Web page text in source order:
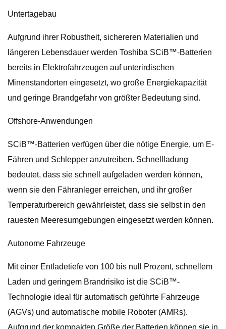
Untertagebau
Aufgrund ihrer Robustheit, sichereren Materialien und
längeren Lebensdauer werden Toshiba SCiB™-Batterien
bereits in Elektrofahrzeugen auf unterirdischen
Minenstandorten eingesetzt, wo große Energiekapazität
und geringe Brandgefahr von größter Bedeutung sind.
Offshore-Anwendungen
SCiB™-Batterien verfügen über die nötige Energie, um E-
Fähren und Schlepper anzutreiben. Schnellladung
bedeutet, dass sie schnell aufgeladen werden können,
wenn sie den Fähranleger erreichen, und ihr großer
Temperaturbereich gewährleistet, dass sie selbst in den
rauesten Meeresumgebungen eingesetzt werden können.
Autonome Fahrzeuge
Mit einer Entladetiefe von 100 bis null Prozent, schnellem
Laden und geringem Brandrisiko ist die SCiB™-
Technologie ideal für automatisch geführte Fahrzeuge
(AGVs) und automatische mobile Roboter (AMRs).
Aufgrund der kompakten Größe der Batterien können sie in